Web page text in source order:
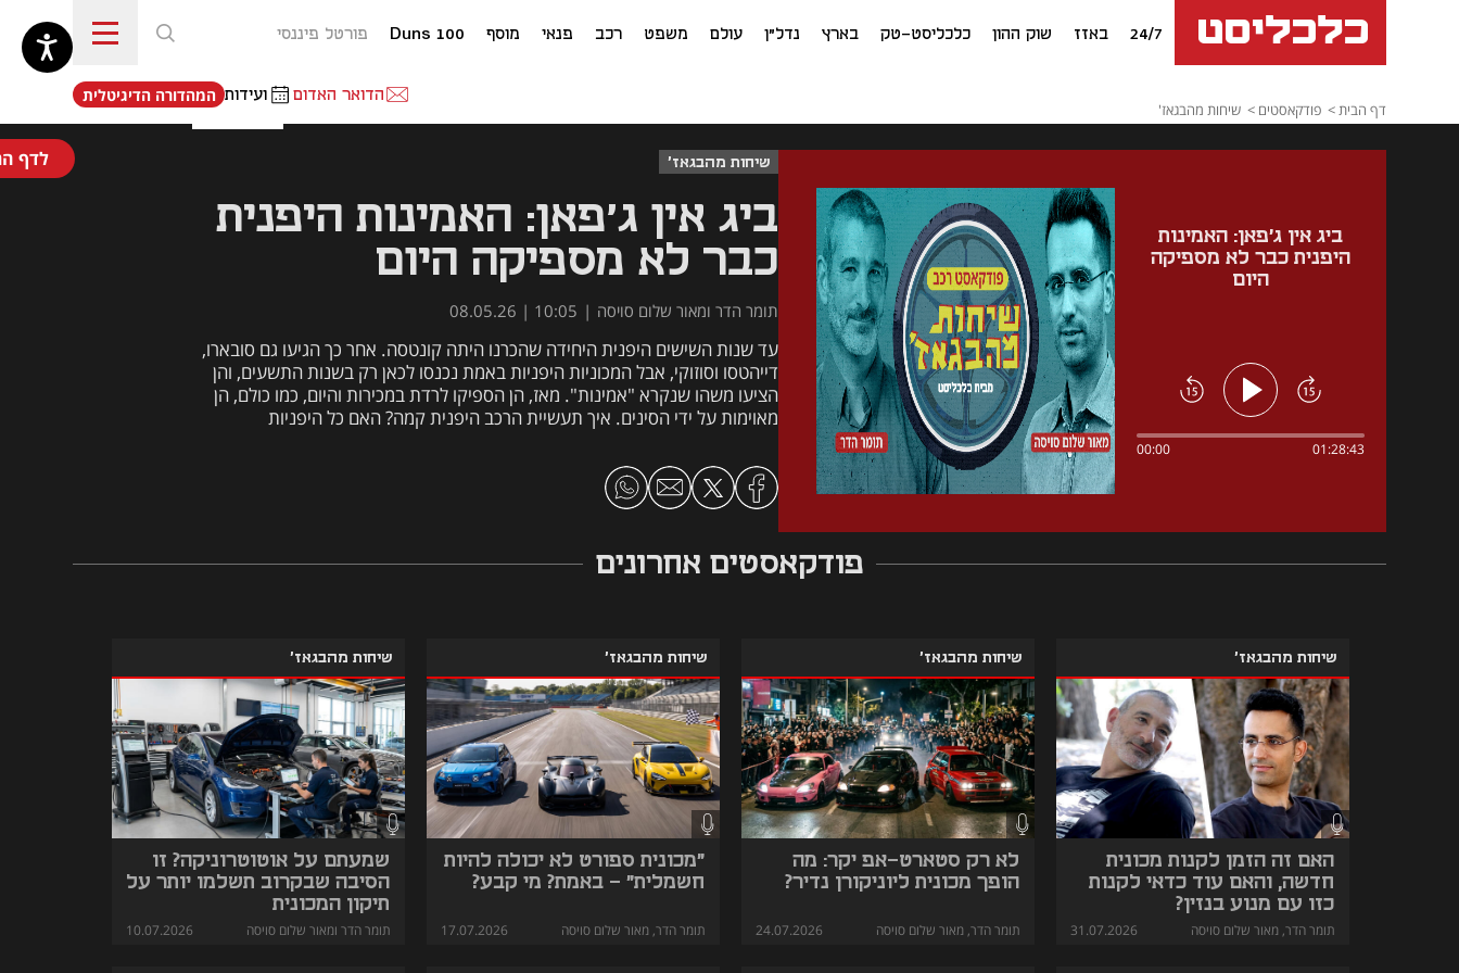
24/7 באזז שוק ההון כלכליסט-טק בארץ נדל"ן עולם משפט רכב פנאי מוסף Duns 100 פורטל פיננסי
דף הבית פודקאסטים שיחות מהבגאז'
הדואר האדום ועידות
נפתח בכרטיסייה חדשה
המהדורה הדיגיטלית
ביג אין ג'פאן: האמינות
היפנית כבר לא מספיקה
היום
01:28:43
00:00
שיחות מהבגאז'
ביג אין ג'פאן: האמינות היפנית
כבר לא מספיקה היום
תומר הדר ומאור שלום סויסה |
10:05 | 08.05.26
לדף
פודקאסטים אחרונים
שיחות מהבגאז'
האם זה הזמן לקנות מכונית
חדשה, והאם עוד כדאי לקנות
כזו עם מנוע בנזין?
תומר הדר, מאור שלום סויסה 31.07.2026
שיחות מהבגאז'
לא רק סטארט-אפ יקר: מה
הופך מכונית ליוניקורן נדיר?
תומר הדר, מאור שלום סויסה 24.07.2026
שיחות מהבגאז'
"מכונית ספורט לא יכולה להיות
חשמלית" - באמת? מי קבע?
תומר הדר, מאור שלום סויסה 17.07.2026
שיחות מהבגאז'
שמעתם על אוטוטרוניקה? זו
הסיבה שבקרוב תשלמו יותר על
תיקון המכונית
תומר הדר ומאור שלום סויסה 10.07.2026